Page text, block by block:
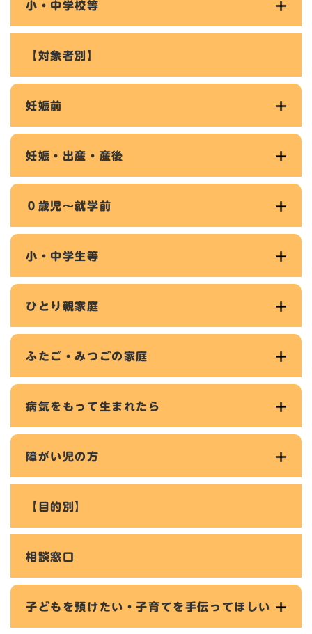
小・中学校等
【対象者別】
妊娠前
妊娠・出産・産後
０歳児～就学前
小・中学生等
ひとり親家庭
ふたご・みつごの家庭
病気をもって生まれたら
障がい児の方
【目的別】
相談窓口
子どもを預けたい・子育てを手伝ってほしい